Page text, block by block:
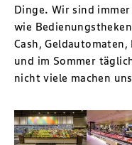
Dinge. Wir sind
wie
Cash,
und im Sommer
nicht viele machen